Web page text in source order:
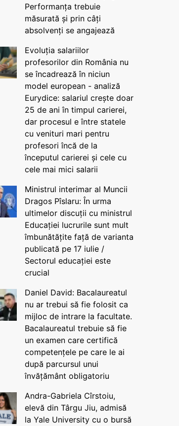
Performanța trebuie
măsurată și prin câți
absolvenți se angajează
Evoluția salariilor
profesorilor din România nu
se încadrează în niciun
model european - analiză
Eurydice: salariul crește doar
25 de ani în timpul carierei,
dar procesul e între statele
cu venituri mari pentru
profesori încă de la
începutul carierei și cele cu
cele mai mici salarii
Ministrul interimar al Muncii
Dragos Pîslaru: În urma
ultimelor discuții cu ministrul
Educației lucrurile sunt mult
îmbunătățite față de varianta
publicată pe 17 iulie /
Sectorul educației este
crucial
Daniel David: Bacalaureatul
nu ar trebui să fie folosit ca
mijloc de intrare la facultate.
Bacalaureatul trebuie să fie
un examen care certifică
competențele pe care le ai
după parcursul unui
învățământ obligatoriu
Andra-Gabriela Cîrstoiu,
elevă din Târgu Jiu, admisă
la Yale University cu o bursă